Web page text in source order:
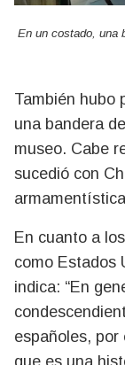
En un costado, una
También hubo
una bandera
museo. Cabe
sucedió con
En cuanto a
como Estados
indica: “En
españoles, por
que es una